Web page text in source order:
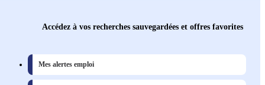
Accédez à vos recherches sauvegardées et offres favorites
Mes alertes emploi